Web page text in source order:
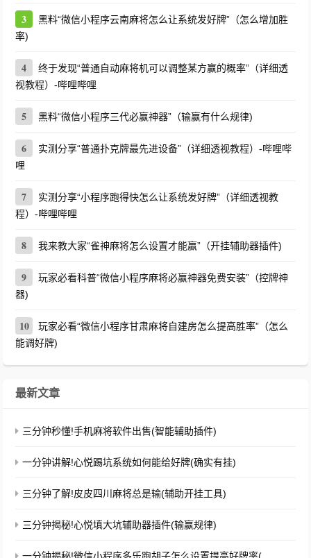
3
黑料“微信小程序云南麻将怎么让系统发好牌”（怎么增加胜
率)
4
终于发现“普通自动麻将机可以调整某方赢的概率”（详细透
视教程）-哔哩哔哩
5 黑料“微信小程序三代必赢神器”（输赢有什么规律)
6
实测分享“普通扑克牌最先进设备”（详细透视教程）-哔哩哔
哩
7
实测分享“小程序跑得快怎么让系统发好牌”（详细透视教
程）-哔哩哔哩
8 我来教大家“雀神麻将怎么设置才能赢”（开挂辅助器插件)
9
玩家必看科普“微信小程序麻将必赢神器免费安装”（控牌神
器)
10
玩家必看“微信小程序甘肃麻将自建房怎么提高胜率”（怎么
能调好牌)
最新文章
三分钟秒懂!手机麻将软件出售(智能辅助插件)
一分钟讲解!心悦踢坑系统如何能给好牌(确实有挂)
三分钟了解!皮皮四川麻将总是输(辅助开挂工具)
三分钟揭秘!心悦填大坑辅助器插件(输赢规律)